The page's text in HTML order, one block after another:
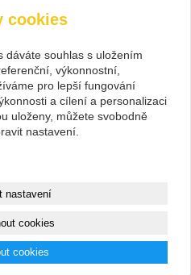
+420 734 846 489
+420 603 807 831
pivovarium@pivovarium.cz
Facebook
klasickou verzi
cookies
dáváte souhlas s uložením
výkonnostní,
pro lepší fungování
a cílení a personalizaci
uloženy, můžete svobodně
nastavení.
nastavení
cookies
cookies